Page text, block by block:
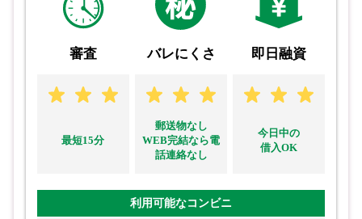
審査
最短15分
バレにくさ
郵送物なし
WEB完結なら電
話連絡なし
即日融資
今日中の
借入OK
利用可能なコンビニ